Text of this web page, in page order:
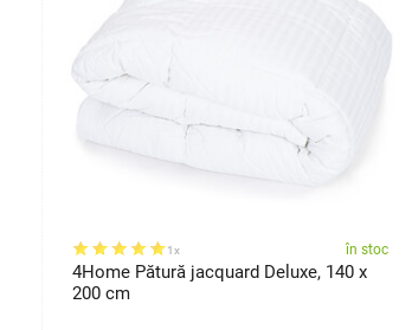
1x în stoc
4Home Pătură jacquard Deluxe, 140 x
200 cm